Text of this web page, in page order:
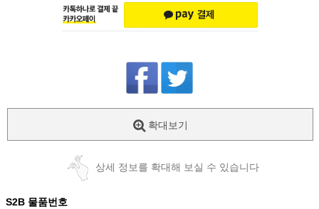
확대보기
상세 정보를 확대해 보실 수 있습니다
S2B 물품번호